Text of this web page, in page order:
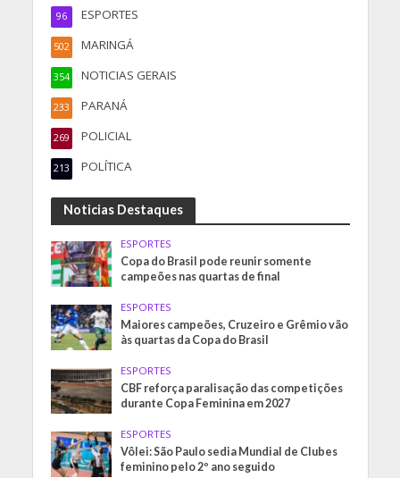
ESPORTES
96
MARINGÁ
502
NOTICIAS GERAIS
354
PARANÁ
233
POLICIAL
269
POLÍTICA
213
Noticias Destaques
ESPORTES
Copa do Brasil pode reunir somente
campeões nas quartas de final
ESPORTES
Maiores campeões, Cruzeiro e Grêmio vão
às quartas da Copa do Brasil
ESPORTES
CBF reforça paralisação das competições
durante Copa Feminina em 2027
ESPORTES
Vôlei: São Paulo sedia Mundial de Clubes
feminino pelo 2º ano seguido